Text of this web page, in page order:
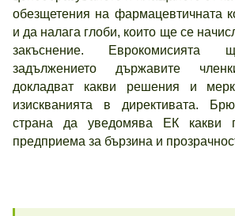
обезщетения на фармацевтичната
и да налага глоби, които ще се
закъснение.
задължението държавите
докладват какви решения и
изискванията в директивата.
страна да уведомява ЕК какви
предприема за бързина и